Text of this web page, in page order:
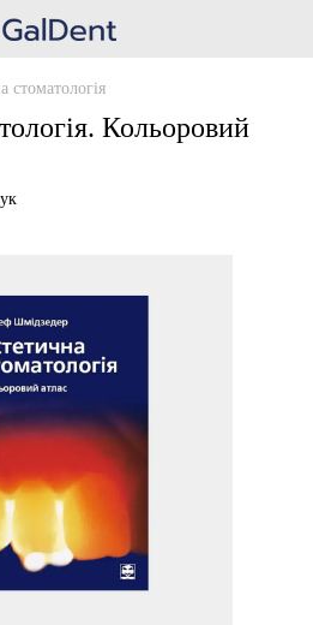
стоматологія
Кольоровий